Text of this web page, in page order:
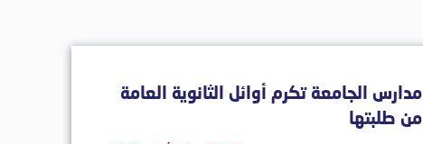
مدارس الجامعة تكرم أوائل الثانوية العامة
من طلبتها